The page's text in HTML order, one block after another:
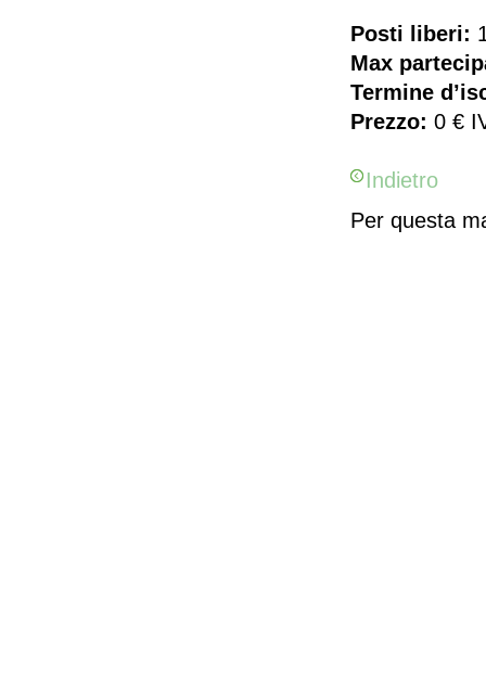
Posti liberi:
Max
Termine
Prezzo: 0 €
Indietro
Per questa